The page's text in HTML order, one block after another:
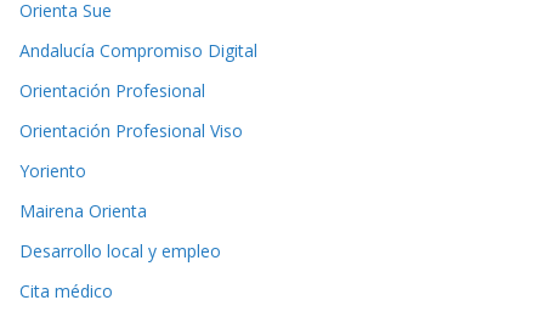
Orienta Sue
Andalucía Compromiso Digital
Orientación Profesional
Orientación Profesional Viso
Yoriento
Mairena Orienta
Desarrollo local y empleo
Cita médico